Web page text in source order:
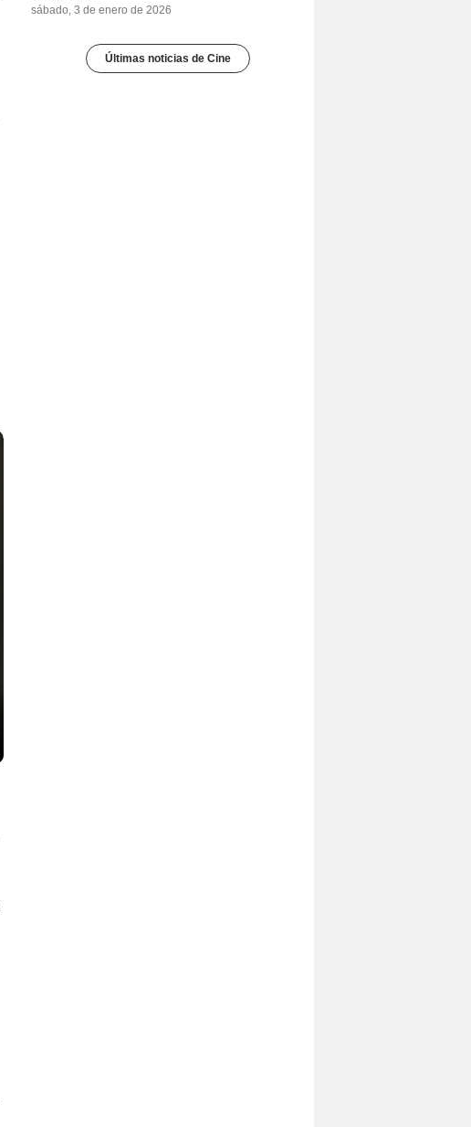
sábado, 3 de enero de 2026
Últimas noticias de Cine